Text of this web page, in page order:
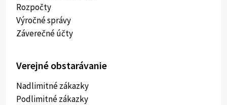
Rozpočty
Výročné správy
Záverečné účty
Verejné obstarávanie
Nadlimitné zákazky
Podlimitné zákazky